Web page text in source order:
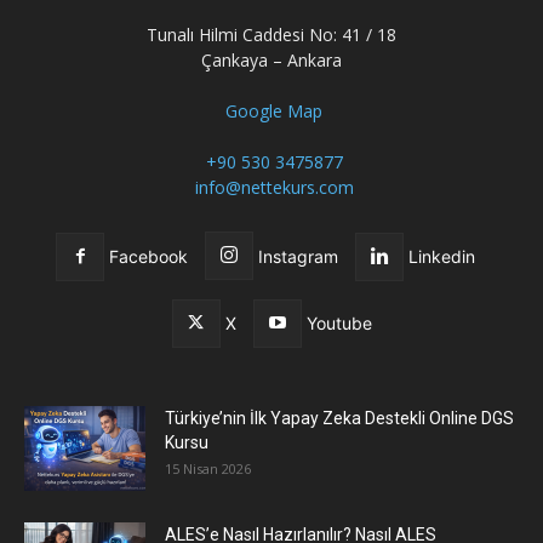
Tunalı Hilmi Caddesi No: 41 / 18
Çankaya – Ankara
Google Map
+90 530 3475877
info@nettekurs.com
Facebook Instagram Linkedin
X Youtube
Türkiye’nin İlk Yapay Zeka Destekli Online DGS
Kursu
15 Nisan 2026
ALES’e Nasıl Hazırlanılır? Nasıl ALES